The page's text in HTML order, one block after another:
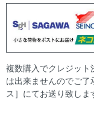
複数購入でクレジット
は出来ませんのでご
ス］にてお送り致しま